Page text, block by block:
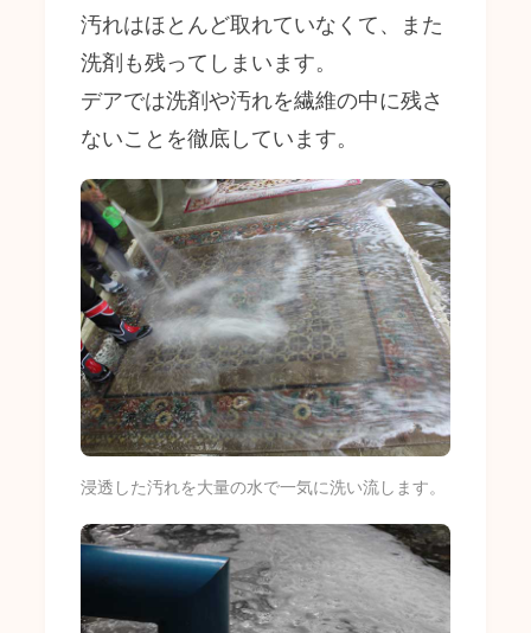
汚れはほとんど取れていなくて、また
洗剤も残ってしまいます。
デアでは洗剤や汚れを繊維の中に残さ
ないことを徹底しています。
浸透した汚れを大量の水で一気に洗い流します。